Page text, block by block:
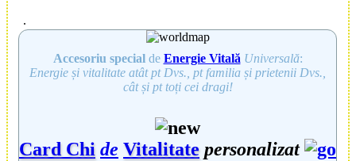
.
Accesoriu specialde Energie Vitală Universală:
Energie și vitalitate atât pt Dvs., pt familia și prietenii Dvs.,
cât și pt toți cei dragi!
Card Chi de Vitalitate personalizat